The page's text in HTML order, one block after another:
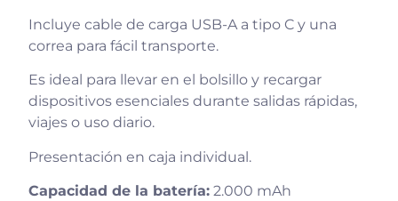
Incluye cable de carga USB-A a tipo C y una
correa para fácil transporte.
Es ideal para llevar en el bolsillo y recargar
dispositivos esenciales durante salidas rápidas,
viajes o uso diario.
Presentación en caja individual.
Capacidad de la batería: 2.000 mAh